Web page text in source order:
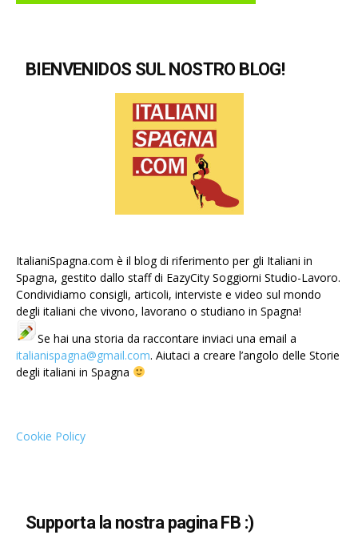
BIENVENIDOS SUL NOSTRO BLOG!
ItalianiSpagna.com è il blog di riferimento per gli Italiani in
Spagna, gestito dallo staff di EazyCity Soggiorni Studio-Lavoro.
Condividiamo consigli, articoli, interviste e video sul mondo
degli italiani che vivono, lavorano o studiano in Spagna!
Se hai una storia da raccontare inviaci una email a
italianispagna@gmail.com. Aiutaci a creare l’angolo delle Storie
degli italiani in Spagna
Cookie Policy
Supporta la nostra pagina FB :)